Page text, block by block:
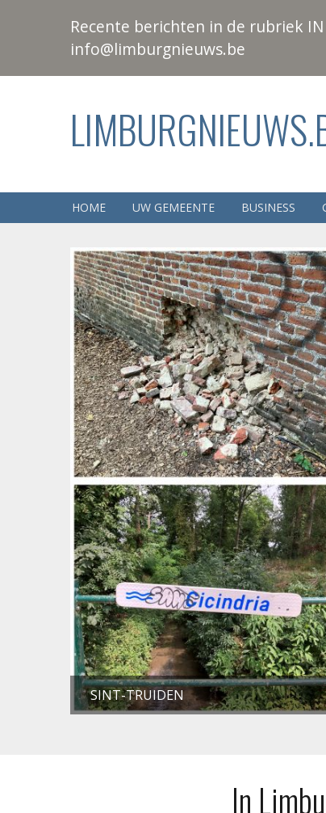
Recente berichten in de rubriek
info@limburgnieuws.be
HOME UW GEMEENTE BUSINESS
SINT-TRUIDEN
In